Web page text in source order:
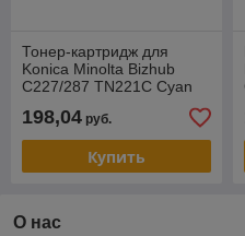
Тонер-картридж для
Konica Minolta Bizhub
C227/287 TN221C Cyan
198,04 руб.
Купить
О нас